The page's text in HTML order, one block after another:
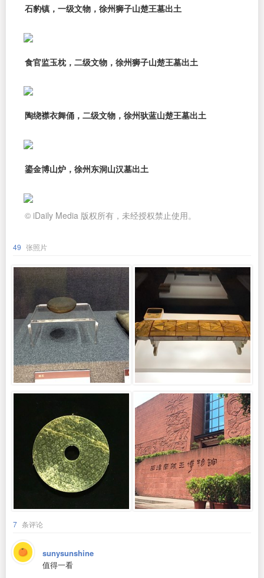
石豹镇，一级文物，徐州狮子山楚王墓出土
食官监玉枕，二级文物，徐州狮子山楚王墓出土
陶绕襟衣舞俑，二级文物，徐州驮蓝山楚王墓出土
鎏金博山炉，徐州东洞山汉墓出土
© iDaily Media 版权所有，未经授权禁止使用。
49 张照片
7 条评论
sunysunshine
值得一看